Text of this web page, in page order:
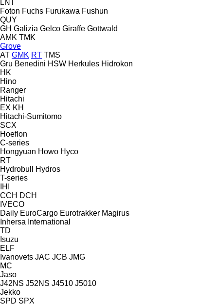
LNT
Foton Fuchs Furukawa Fushun
QUY
GH Galizia Gelco Giraffe Gottwald
AMK TMK
Grove
AT GMK RT TMS
Gru Benedini HSW Herkules Hidrokon
HK
Hino
Ranger
Hitachi
EX KH
Hitachi-Sumitomo
SCX
Hoeflon
C-series
Hongyuan Howo Hyco
RT
Hydrobull
Hydros
T-series
IHI
CCH DCH
IVECO
Daily EuroCargo Eurotrakker Magirus
Inhersa International
TD
Isuzu
ELF
Ivanovets JAC JCB JMG
MC
Jaso
J42NS J52NS J4510 J5010
Jekko
SPD SPX